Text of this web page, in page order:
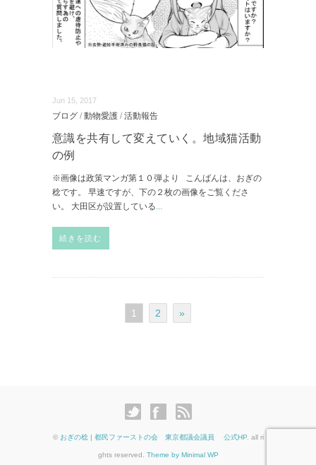
Jun 15, 2017
ブログ / 動物愛護 / 活動報告
意識を共有して変えていく。地域猫活動
の例
※画像は政策マンガ第１０弾より こんばんは、おぎの
稔です。 早速ですが、下の２枚の画像をご覧くださ
い。 大田区が設置している
続きを読む
1 2 »
© おぎの稔 | 都民ファーストの会 東京都議会議員 公式HP. all ri
ghts reserved. Theme by Minimal WP